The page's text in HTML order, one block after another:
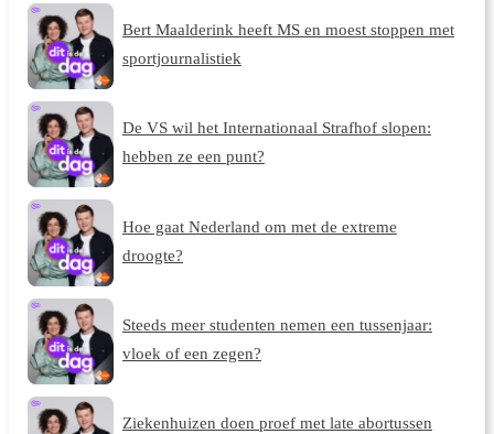
Bert Maalderink heeft MS en moest stoppen met
sportjournalistiek
De VS wil het Internationaal Strafhof slopen:
hebben ze een punt?
Hoe gaat Nederland om met de extreme
droogte?
Steeds meer studenten nemen een tussenjaar:
vloek of een zegen?
Ziekenhuizen doen proef met late abortussen